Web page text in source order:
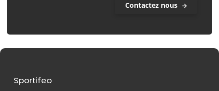
Contactez nous
Sportifeo